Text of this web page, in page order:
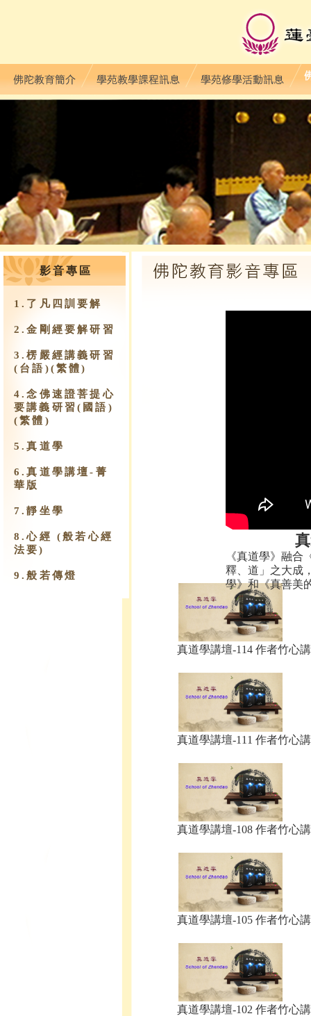
影音專區
1.了凡四訓要解
2.金剛經要解研習
3.楞嚴經講義研習
(台語)(繁體)
4.念佛速證菩提心
要講義研習(國語)
(繁體)
5.真道學
6.真道學講壇-菁
華版
7.靜坐學
8.心經 (般若心經
法要)
9.​般若傳燈
《真道學》融
釋、道」之大成
學》和《真善美
真道學講壇-114 作者竹心
真道學講壇-111 作者竹心
真道學講壇-108 作者竹心
真道學講壇-105 作者竹心
真道學講壇-102 作者竹心